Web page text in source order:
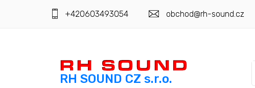
+420603493054 obchod@rh-sound.cz
RH SOUND CZ s.r.o.